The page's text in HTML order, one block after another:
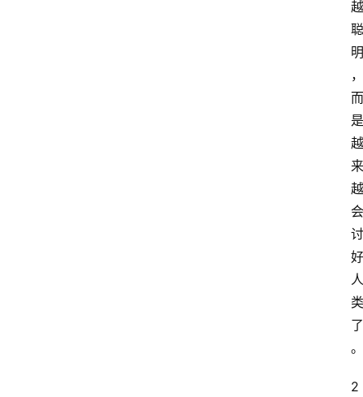
越
聪
明
，
而
是
越
来
越
会
讨
好
人
类
了
。
2